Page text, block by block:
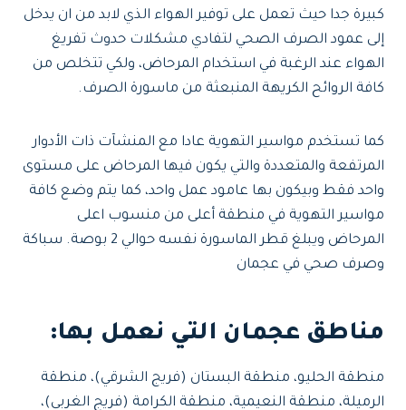
كبيرة جدا حيث تعمل على توفير الهواء الذي لابد من ان يدخل
إلى عمود الصرف الصحي لتفادي مشكلات حدوث تفريغ
الهواء عند الرغبة في استخدام المرحاض، ولكي تتخلص من
كافة الروائح الكريهة المنبعثة من ماسورة الصرف.
كما تستخدم مواسير التهوية عادا مع المنشآت ذات الأدوار
المرتفعة والمتعددة والتي يكون فيها المرحاض على مستوى
واحد فقط وبيكون بها عامود عمل واحد، كما يتم وضع كافة
مواسير التهوية في منطقة أعلى من منسوب اعلى
المرحاض ويبلغ قطر الماسورة نفسه حوالي 2 بوصة. سباكة
وصرف صحي في عجمان
مناطق عجمان التي نعمل بها:
منطقة الحليو، منطقة البستان (فريج الشرقي)، منطقة
الرميلة، منطقة النعيمية، منطقة الكرامة (فريج الغربي)،